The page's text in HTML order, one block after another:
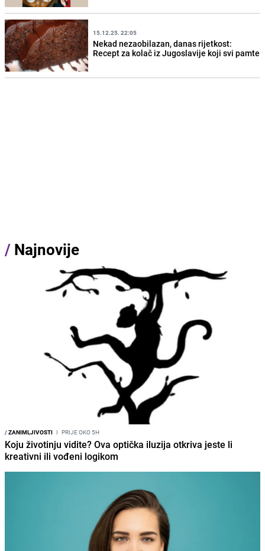
15.12.25. 22:05
Nekad nezaobilazan, danas rijetkost:
Recept za kolač iz Jugoslavije koji svi pamte
/ Najnovije
/ZANIMLJIVOSTI I PRIJE OKO 5H
Koju životinju vidite? Ova optička iluzija otkriva jeste li
kreativni ili vođeni logikom